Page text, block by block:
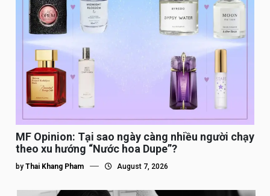
MF Opinion: Tại sao ngày càng nhiều người chạy
theo xu hướng “Nước hoa Dupe”?
by Thai Khang Pham August 7, 2026